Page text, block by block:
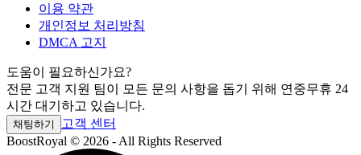
이용 약관
개인정보 처리방침
DMCA 고지
도움이 필요하신가요?
전문 고객 지원 팀이 모든 문의 사항을 돕기 위해 연중무휴 24
시간 대기하고 있습니다.
채팅하기
고객 센터
BoostRoyal © 2026 - All Rights Reserved